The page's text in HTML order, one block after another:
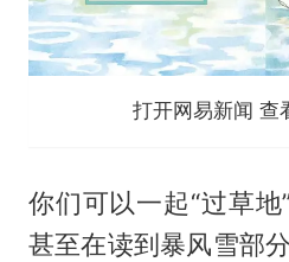
打开网易新闻 查
你们可以一起“过草地
甚至在读到暴风雪部